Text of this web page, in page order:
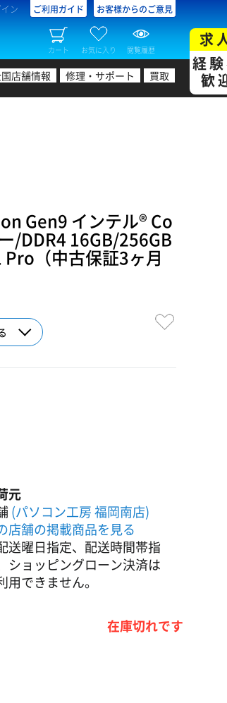
ン ご利用ガイド お客様からのご意見
カート お気に入り 閲覧履歴
店舗情報 修理・サポート 買取
求
経
歓
Gen9 インテル® Co
/DDR4 16GB/256GB
（中古保証3ヶ月
元
(パソコン工房 福岡南店)
店舗の掲載商品を見る
送曜日指定、配送時間帯指
ショッピングローン決済は
用できません。
在庫切れです